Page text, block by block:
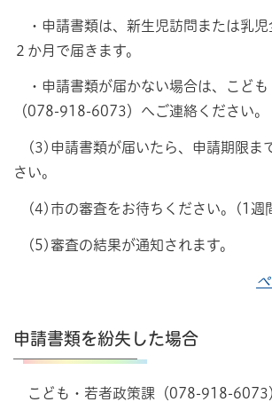
・申請書類は、新生児訪問または乳児
２か月で届きます。
・申請書類が届かない場合は、こども
（078-918-6073）へご連絡ください。
(3)申請書類が届いたら、申請期限ま
さい。
(4)市の審査をお待ちください。(1週
(5)審査の結果が通知されます。
申請書類を紛失した場合
こども・若者政策課（078-918-6073